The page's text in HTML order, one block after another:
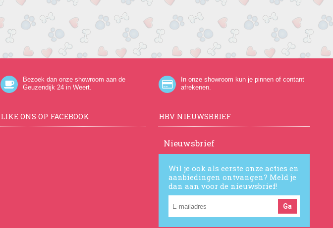
Bezoek dan onze showroom aan de
Geuzendijk 24in Weert.
In onze showroom kun je pinnen of contant
afrekenen.
LIKE ONS OP FACEBOOK HBV NIEUWSBRIEF
Nieuwsbrief
Wil je ook als eerste onze acties en
aanbiedingen ontvangen? Meld je
dan aan voor de nieuwsbrief!
Ga